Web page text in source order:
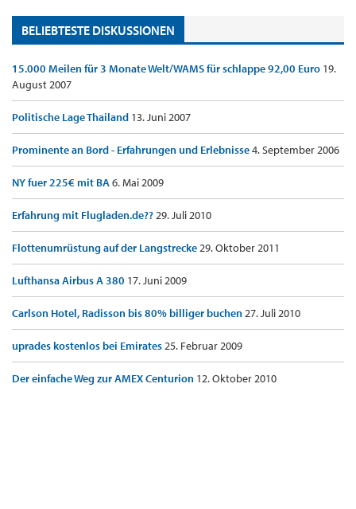
BELIEBTESTE DISKUSSIONEN
15.000 Meilen für 3 Monate Welt/WAMS für schlappe 92,00 Euro 19.
August 2007
Politische Lage Thailand 13. Juni 2007
Prominente an Bord - Erfahrungen und Erlebnisse4. September 2006
NY fuer 225€ mit BA6. Mai 2009
Erfahrung mit Flugladen.de??29. Juli 2010
Flottenumrüstung auf der Langstrecke29. Oktober 2011
Lufthansa Airbus A 380 17. Juni 2009
Carlson Hotel, Radisson bis 80% billiger buchen27. Juli 2010
uprades kostenlos bei Emirates25. Februar 2009
Der einfache Weg zur AMEX Centurion 12. Oktober 2010